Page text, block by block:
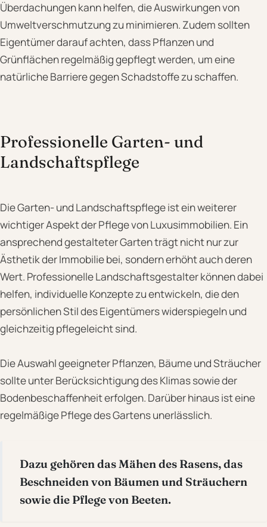
Überdachungen kann helfen, die Auswirkungen von
Umweltverschmutzung zu minimieren. Zudem sollten
Eigentümer darauf achten, dass Pflanzen und
Grünflächen regelmäßig gepflegt werden, um eine
natürliche Barriere gegen Schadstoffe zu schaffen.
Professionelle Garten- und
Landschaftspflege
Die Garten- und Landschaftspflege ist ein weiterer
wichtiger Aspekt der Pflege von Luxusimmobilien. Ein
ansprechend gestalteter Garten trägt nicht nur zur
Ästhetik der Immobilie bei, sondern erhöht auch deren
Wert. Professionelle Landschaftsgestalter können dabei
helfen, individuelle Konzepte zu entwickeln, die den
persönlichen Stil des Eigentümers widerspiegeln und
gleichzeitig pflegeleicht sind.
Die Auswahl geeigneter Pflanzen, Bäume und Sträucher
sollte unter Berücksichtigung des Klimas sowie der
Bodenbeschaffenheit erfolgen. Darüber hinaus ist eine
regelmäßige Pflege des Gartens unerlässlich.
Dazu gehören das Mähen des Rasens, das
Beschneiden von Bäumen und Sträuchern
sowie die Pflege von Beeten.